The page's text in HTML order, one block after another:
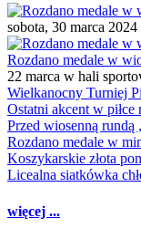
sobota, 30 marca
Rozdano medale w
22 marca w hali
Wielkanocny Turniej
Ostatni akcent w piłce
Przed wiosenną
Rozdano medale w
Koszykarskie złota
Licealna siatkówka
więcej ...